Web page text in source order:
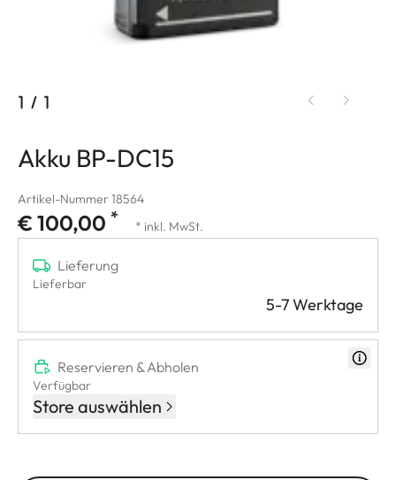
1 / 1
Akku BP-DC15
Artikel-Nummer 18564
€ 100,00 * * inkl. MwSt.
Lieferung
Lieferbar
5-7 Werktage
Reservieren & Abholen
Verfügbar
Store auswählen